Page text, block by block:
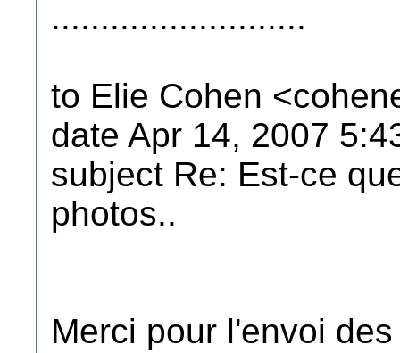
..........................
to Elie Cohen
date Apr 14, 2007
subject Re: Est-ce
photos..
Merci pour l'envoi